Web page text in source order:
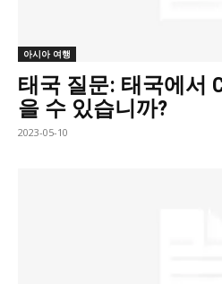
아시아 여행
태국 질문: 태국에서
을 수 있습니까?
2023-05-10